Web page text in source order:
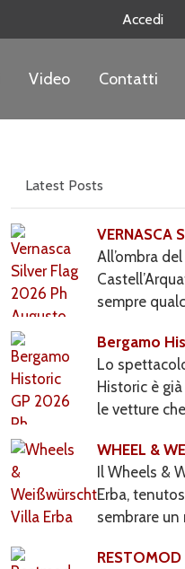
Accedi
Video Contatti
Latest Posts
VERNASCA
All’ombra
sempre
Bergamo
Lo
Historic è
le vetture
WHEEL &
Il Wheels &
Erba,
sembrare